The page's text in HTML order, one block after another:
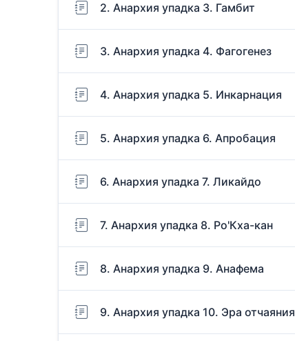
2. Анархия упадка 3. Гамбит
3. Анархия упадка 4. Фагогенез
4. Анархия упадка 5. Инкарнация
5. Анархия упадка 6. Апробация
6. Анархия упадка 7. Ликайдо
7. Анархия упадка 8. Ро'Кха-кан
8. Анархия упадка 9. Анафема
9. Анархия упадка 10. Эра отчаяния